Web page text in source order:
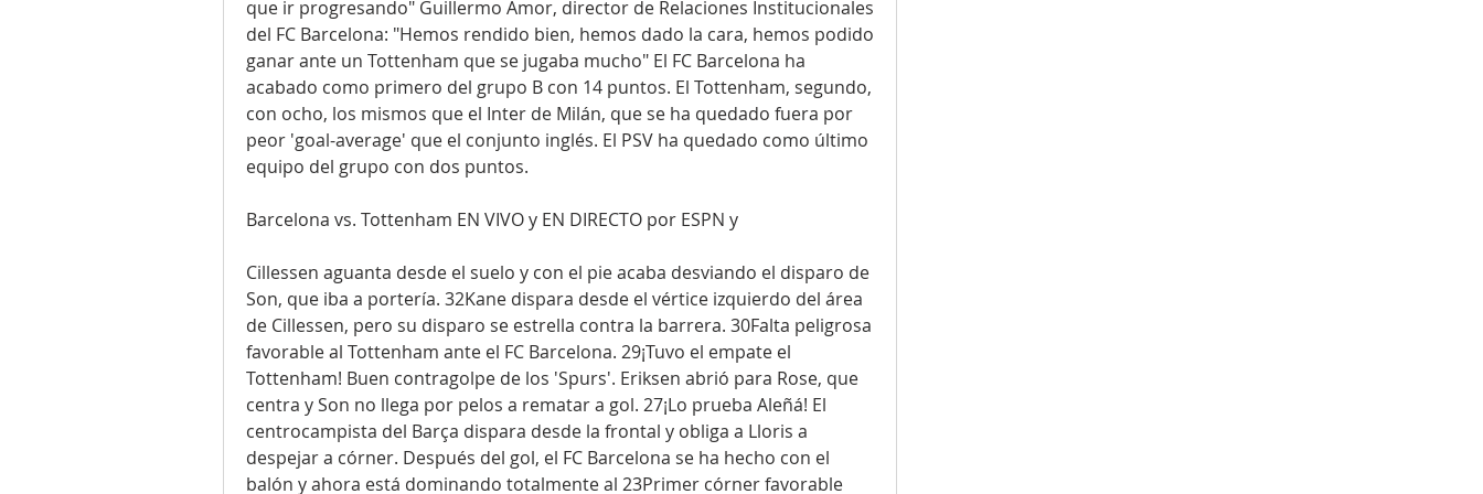
que ir progresando" Guillermo Amor, director de Relaciones Institucionales
del FC Barcelona: "Hemos rendido bien, hemos dado la cara, hemos podido
ganar ante un Tottenham que se jugaba mucho" El FC Barcelona ha
acabado como primero del grupo B con 14 puntos. El Tottenham, segundo,
con ocho, los mismos que el Inter de Milán, que se ha quedado fuera por
peor 'goal-average' que el conjunto inglés. El PSV ha quedado como último
equipo del grupo con dos puntos.
Barcelona vs. Tottenham EN VIVO y EN DIRECTO por ESPN y
Cillessen aguanta desde el suelo y con el pie acaba desviando el disparo de
Son, que iba a portería. 32Kane dispara desde el vértice izquierdo del área
de Cillessen, pero su disparo se estrella contra la barrera. 30Falta peligrosa
favorable al Tottenham ante el FC Barcelona. 29¡Tuvo el empate el
Tottenham! Buen contragolpe de los 'Spurs'. Eriksen abrió para Rose, que
centra y Son no llega por pelos a rematar a gol. 27¡Lo prueba Aleñá! El
centrocampista del Barça dispara desde la frontal y obliga a Lloris a
despejar a córner. Después del gol, el FC Barcelona se ha hecho con el
balón y ahora está dominando totalmente al 23Primer córner favorable